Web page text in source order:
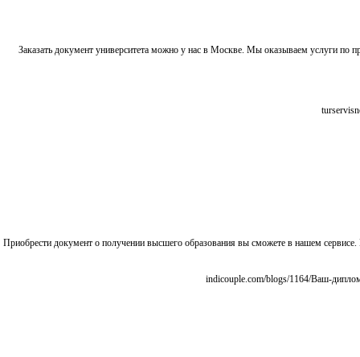
Заказать документ университета можно у нас в Москве. Мы оказываем услуги
Приобрести документ о получении высшего образования вы сможете в нашем